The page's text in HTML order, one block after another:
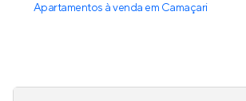
Apartamentos à venda em Camaçari